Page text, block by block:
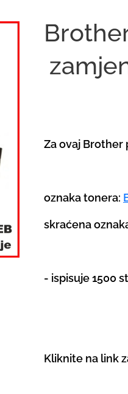
Za ovaj Brother
oznaka tonera:
skraćena
- ispisuje 1500
Kliknite na link